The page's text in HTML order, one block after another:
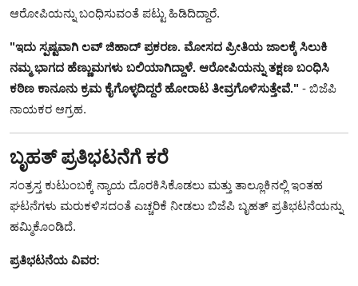
ಆರೋಪಿಯನ್ನು ಬಂಧಿಸುವಂತೆ ಪಟ್ಟು ಹಿಡಿದಿದ್ದಾರೆ.
"ಇದು ಸ್ಪಷ್ಟವಾಗಿ ಲವ್ ಜಿಹಾದ್ ಪ್ರಕರಣ. ಮೋಸದ ಪ್ರೀತಿಯ ಜಾಲಕ್ಕೆ ಸಿಲುಕಿ
ನಮ್ಮ ಭಾಗದ ಹೆಣ್ಣುಮಗಳು ಬಲಿಯಾಗಿದ್ದಾಳೆ. ಆರೋಪಿಯನ್ನು ತಕ್ಷಣ ಬಂಧಿಸಿ
ಕಠಿಣ ಕಾನೂನು ಕ್ರಮ ಕೈಗೊಳ್ಳದಿದ್ದರೆ ಹೋರಾಟ ತೀವ್ರಗೊಳಿಸುತ್ತೇವೆ." - ಬಿಜೆಪಿ
ನಾಯಕರ ಆಗ್ರಹ.
ಬೃಹತ್ ಪ್ರತಿಭಟನೆಗೆ ಕರೆ
ಸಂತ್ರಸ್ತ ಕುಟುಂಬಕ್ಕೆ ನ್ಯಾಯ ದೊರಕಿಸಿಕೊಡಲು ಮತ್ತು ತಾಲ್ಲೂಕಿನಲ್ಲಿ ಇಂತಹ
ಘಟನೆಗಳು ಮರುಕಳಿಸದಂತೆ ಎಚ್ಚರಿಕೆ ನೀಡಲು ಬಿಜೆಪಿ ಬೃಹತ್ ಪ್ರತಿಭಟನೆಯನ್ನು
ಹಮ್ಮಿಕೊಂಡಿದೆ.
ಪ್ರತಿಭಟನೆಯ ವಿವರ: